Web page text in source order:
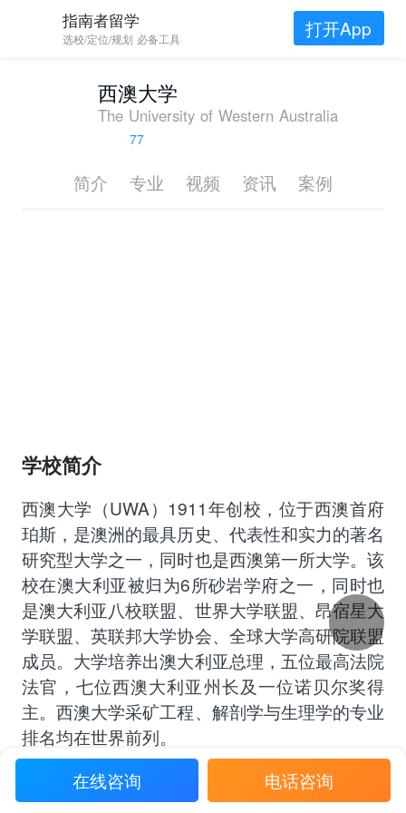
指南者留学
选校/定位/规划 必备工具 打开App
西澳大学
The University of Western Australia
77
简介 专业 视频 资讯 案例
学校简介
西澳大学（UWA）1911年创校，位于西澳首府
珀斯，是澳洲的最具历史、代表性和实力的著名
研究型大学之一，同时也是西澳第一所大学。该
校在澳大利亚被归为6所砂岩学府之一，同时也
是澳大利亚八校联盟、世界大学联盟、昂宿星大
学联盟、英联邦大学协会、全球大学高研院联盟
成员。大学培养出澳大利亚总理，五位最高法院
法官，七位西澳大利亚州长及一位诺贝尔奖得
主。西澳大学采矿工程、解剖学与生理学的专业
排名均在世界前列。
澳大利亚八校联盟 全球大学高研院联盟
在线咨询 电话咨询